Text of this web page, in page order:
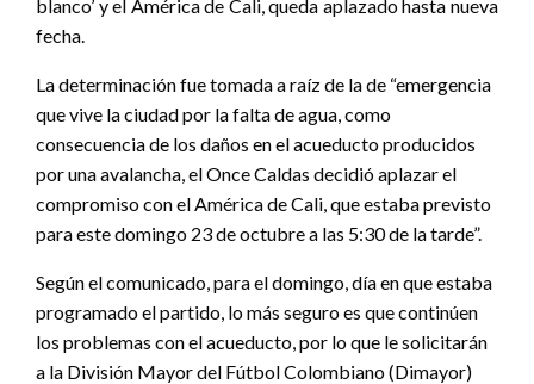
blanco’ y el América de Cali, queda aplazado hasta nueva
fecha.
La determinación fue tomada a raíz de la de “emergencia
que vive la ciudad por la falta de agua, como
consecuencia de los daños en el acueducto producidos
por una avalancha, el Once Caldas decidió aplazar el
compromiso con el América de Cali, que estaba previsto
para este domingo 23 de octubre a las 5:30 de la tarde”.
Según el comunicado, para el domingo, día en que estaba
programado el partido, lo más seguro es que continúen
los problemas con el acueducto, por lo que le solicitarán
a la División Mayor del Fútbol Colombiano (Dimayor)